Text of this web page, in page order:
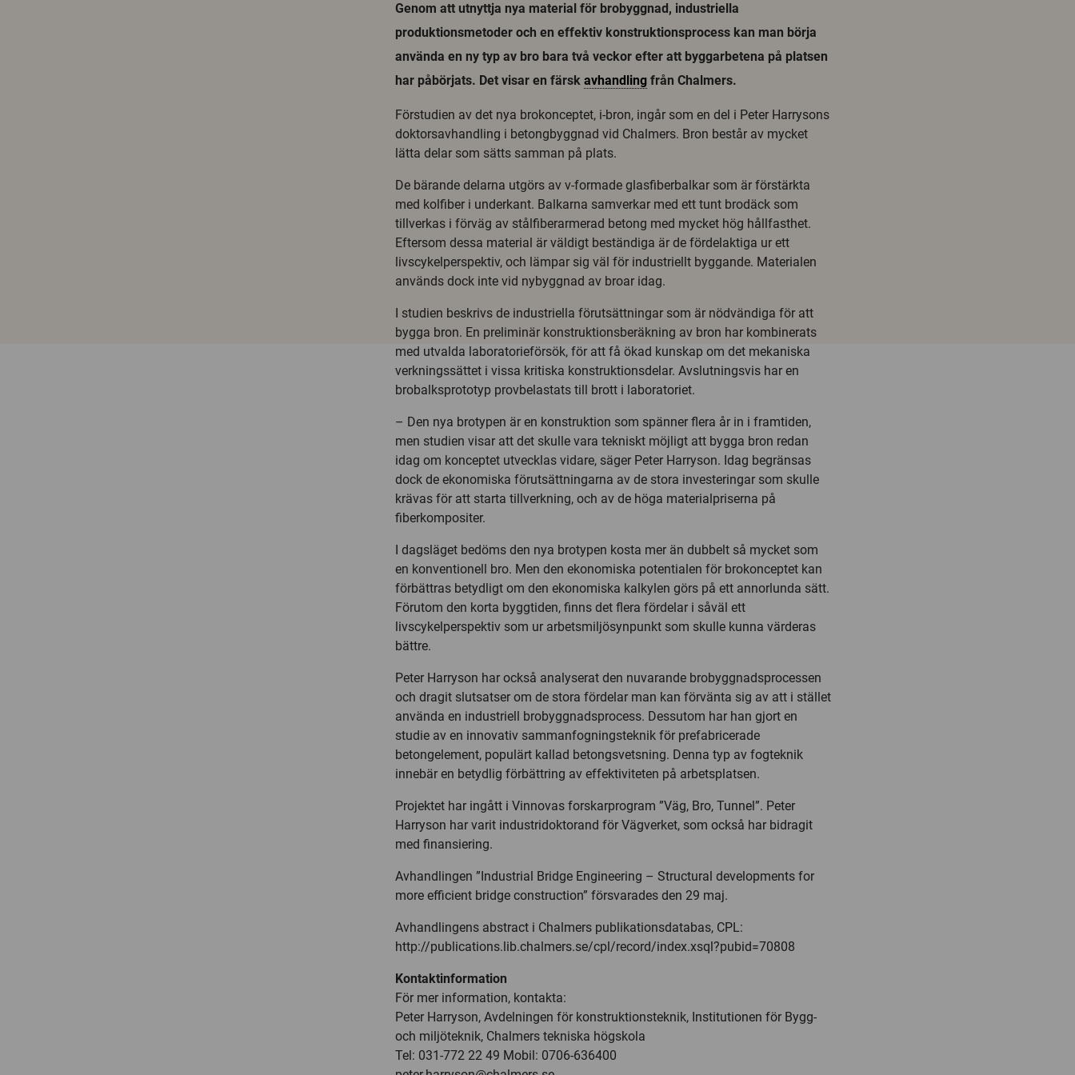
Genom att utnyttja nya material för brobyggnad, industriella
produktionsmetoder och en effektiv konstruktionsprocess kan man börja
använda en ny typ av bro bara två veckor efter att byggarbetena på platsen
har påbörjats. Det visar en färsk avhandling från Chalmers.
Förstudien av det nya brokonceptet, i-bron, ingår som en del i Peter Harrysons
doktorsavhandling i betongbyggnad vid Chalmers. Bron består av mycket
lätta delar som sätts samman på plats.
De bärande delarna utgörs av v-formade glasfiberbalkar som är förstärkta
med kolfiber i underkant. Balkarna samverkar med ett tunt brodäck som
tillverkas i förväg av stålfiberarmerad betong med mycket hög hållfasthet.
Eftersom dessa material är väldigt beständiga är de fördelaktiga ur ett
livscykelperspektiv, och lämpar sig väl för industriellt byggande. Materialen
används dock inte vid nybyggnad av broar idag.
I studien beskrivs de industriella förutsättningar som är nödvändiga för att
bygga bron. En preliminär konstruktionsberäkning av bron har kombinerats
med utvalda laboratorieförsök, för att få ökad kunskap om det mekaniska
verkningssättet i vissa kritiska konstruktionsdelar. Avslutningsvis har en
brobalksprototyp provbelastats till brott i laboratoriet.
– Den nya brotypen är en konstruktion som spänner flera år in i framtiden,
men studien visar att det skulle vara tekniskt möjligt att bygga bron redan
idag om konceptet utvecklas vidare, säger Peter Harryson. Idag begränsas
dock de ekonomiska förutsättningarna av de stora investeringar som skulle
krävas för att starta tillverkning, och av de höga materialpriserna på
fiberkompositer.
I dagsläget bedöms den nya brotypen kosta mer än dubbelt så mycket som
en konventionell bro. Men den ekonomiska potentialen för brokonceptet kan
förbättras betydligt om den ekonomiska kalkylen görs på ett annorlunda sätt.
Förutom den korta byggtiden, finns det flera fördelar i såväl ett
livscykelperspektiv som ur arbetsmiljösynpunkt som skulle kunna värderas
bättre.
Peter Harryson har också analyserat den nuvarande brobyggnadsprocessen
och dragit slutsatser om de stora fördelar man kan förvänta sig av att i stället
använda en industriell brobyggnadsprocess. Dessutom har han gjort en
studie av en innovativ sammanfogningsteknik för prefabricerade
betongelement, populärt kallad betongsvetsning. Denna typ av fogteknik
innebär en betydlig förbättring av effektiviteten på arbetsplatsen.
Projektet har ingått i Vinnovas forskarprogram ”Väg, Bro, Tunnel”. Peter
Harryson har varit industridoktorand för Vägverket, som också har bidragit
med finansiering.
Avhandlingen ”Industrial Bridge Engineering – Structural developments for
more efficient bridge construction” försvarades den 29 maj.
Avhandlingens abstract i Chalmers publikationsdatabas, CPL:
http://publications.lib.chalmers.se/cpl/record/index.xsql?pubid=70808
Kontaktinformation
För mer information, kontakta:
Peter Harryson, Avdelningen för konstruktionsteknik, Institutionen för Bygg-
och miljöteknik, Chalmers tekniska högskola
Tel: 031-772 22 49 Mobil: 0706-636400